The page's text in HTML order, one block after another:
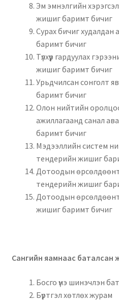
Хүний нөөцийн бодлогын
Шүүхэд нэхэмжлэл гаргах
Эрсдэлийн удирдлага
Эм эмнэлгийн
жишиг баримт бичиг
Сурах бичиг
баримт бичиг
Түлхүүр гардуулах
жишиг баримт бичиг
Урьдчилсан сонголт
баримт бичиг
Олон нийтийн
ажиллагаанд санал
баримт бичиг
Мэдээллийн систем
тендерийн жишиг
Дотоодын өрсөлдөөнт
тендерийн жишиг
Дотоодын өрсөлдөөнт
жишиг баримт бичиг
Сангийн яамнаас баталсан
Босго үнэ шинэчлэн
Бүртгэл хөтлөх журам